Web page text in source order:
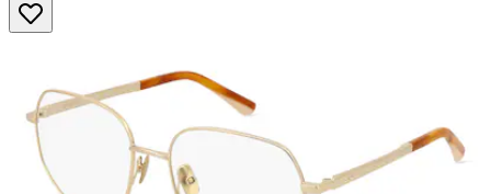
von
5